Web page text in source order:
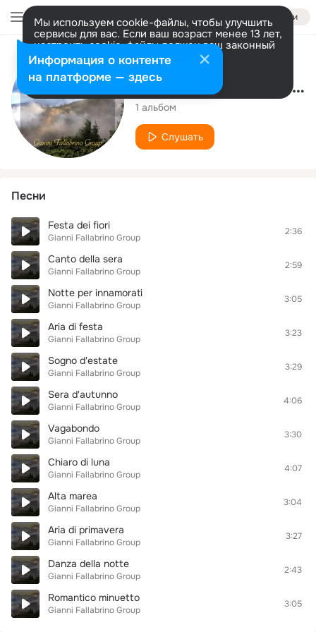
Войти
Мы используем cookie-файлы, чтобы улучшить
сервисы для вас. Если ваш возраст менее 13 лет,
настроить cookie-файлы должен ваш законный
представитель. Больше информации
Разрешить все Настроить
Исполнитель
Gianni Fallabrino Group
1 альбом
Слушать
Песни
Festa dei fiori
Gianni Fallabrino Group
2:36
Canto della sera
Gianni Fallabrino Group
2:59
Notte per innamorati
Gianni Fallabrino Group
3:05
Aria di festa
Gianni Fallabrino Group
3:23
Sogno d'estate
Gianni Fallabrino Group
3:29
Sera d'autunno
Gianni Fallabrino Group
4:06
Vagabondo
Gianni Fallabrino Group
3:30
Chiaro di luna
Gianni Fallabrino Group
4:07
Alta marea
Gianni Fallabrino Group
3:04
Aria di primavera
Gianni Fallabrino Group
3:27
Danza della notte
Gianni Fallabrino Group
2:43
Romantico minuetto
Gianni Fallabrino Group
3:05
Информация о контенте
на платформе — здесь